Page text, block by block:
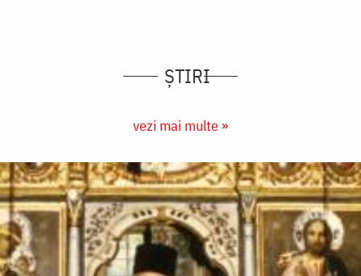
ȘTIRI
vezi mai multe »